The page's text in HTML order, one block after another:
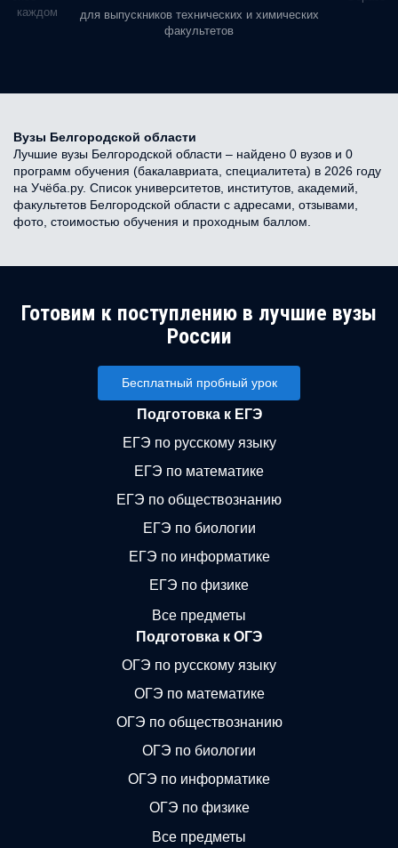
в каждом
для выпускников технических и химических
факультетов
Вузы Белгородской области
Лучшие вузы Белгородской области – найдено 0 вузов и 0
программ обучения (бакалавриата, специалитета) в 2026 году
на Учёба.ру. Список университетов, институтов, академий,
факультетов Белгородской области с адресами, отзывами,
фото, стоимостью обучения и проходным баллом.
Готовим к поступлению в лучшие вузы
России
Бесплатный пробный урок
Подготовка к ЕГЭ
ЕГЭ по русскому языку
ЕГЭ по математике
ЕГЭ по обществознанию
ЕГЭ по биологии
ЕГЭ по информатике
ЕГЭ по физике
Все предметы
Подготовка к ОГЭ
ОГЭ по русскому языку
ОГЭ по математике
ОГЭ по обществознанию
ОГЭ по биологии
ОГЭ по информатике
ОГЭ по физике
Все предметы